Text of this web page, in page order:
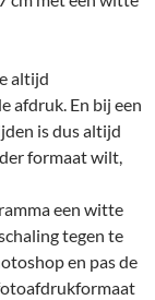
altijd
afdruk. En bij een
is dus altijd
formaat wilt,
een witte
tegen te
en pas de